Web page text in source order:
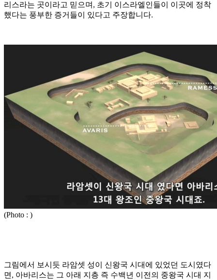
리스라는 곳이라고 믿으며, 초기 이스라엘인들이 이곳에 정착
했다는 풍부한 증거들이 있다고 주장합니다.
(Photo : )
그림에서 보시듯 라암셋 성이 신왕국 시대에 있었던 도시였다
면, 아바리스는 그 아래 지층 즉 수백년 이전의 중왕국 시대 지